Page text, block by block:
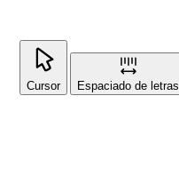
Cursor Espaciado de letras